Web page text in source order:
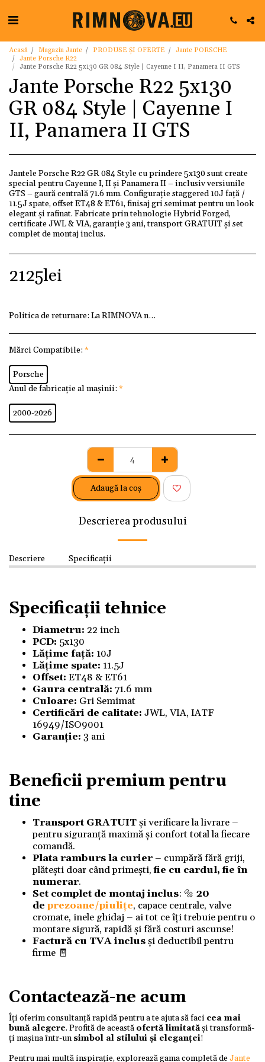
Acasă Magazin Jante PRODUSE ȘI OFERTE
Jante PORSCHE
Jante Porsche R22
Jante Porsche R22 5x130 GR 084 Style | Cayenne I II, Panamera II GTS
Jante Porsche R22 5x130
GR 084 Style | Cayenne I
II, Panamera II GTS
Jantele Porsche R22 GR 084 Style cu prindere 5x130 sunt create
special pentru Cayenne I, II și Panamera II – inclusiv versiunile
GTS – gaură centrală 71.6 mm. Configurație staggered 10J față /
11.5J spate, offset ET48 & ET61, finisaj gri semimat pentru un look
elegant și rafinat. Fabricate prin tehnologie Hybrid Forged,
certificate JWL & VIA, garanție 3 ani, transport GRATUIT și set
complet de montaj inclus.
2125lei
Politica de returnare: La RIMNOVA ne dorim ca fiecare
Mărci Compatibile: *
Porsche
Anul de fabricație al mașinii: *
2000-2026
Adaugă la coş
Descrierea produsului
Descriere Specificații
Specificații tehnice
Diametru: 22 inch
PCD: 5x130
Lățime față: 10J
Lățime spate: 11.5J
Offset: ET48 & ET61
Gaura centrală: 71.6 mm
Culoare: Gri Semimat
Certificări de calitate: JWL, VIA, IATF
16949/ISO9001
Garanție: 3 ani
Beneficii premium pentru
tine
Transport GRATUITși verificare la livrare –
pentru siguranță maximă și confort total la fiecare
comandă.
Plata ramburs la curier– cumpără fără griji,
plătești doar când primești,fie cu cardul, fie în
numerar.
Set complet de montaj inclus: 🔩 20
deprezoane/piulițe, capace centrale, valve
cromate, inele ghidaj – ai tot ce îți trebuie pentru o
montare sigură, rapidă și fără costuri ascunse!
Factură cu TVA inclusși deductibil pentru
firme 🧾
Contactează-ne acum
Îți oferim consultanță rapidă pentru a te ajuta să faci cea mai
bună alegere. Profită de această ofertă limitatăși transformă-
ți mașina într-unsimbol al stilului și eleganței!
Pentru mai multă inspirație, explorează gama completă deJante